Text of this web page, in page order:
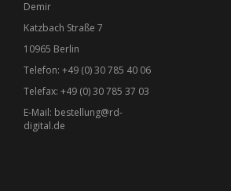
Demir
Katzbach Straße 7
10965 Berlin
Telefon: +49 (0) 30 785 40 06
Telefax: +49 (0) 30 785 37 03
E-Mail: bestellung@rd-
digital.de